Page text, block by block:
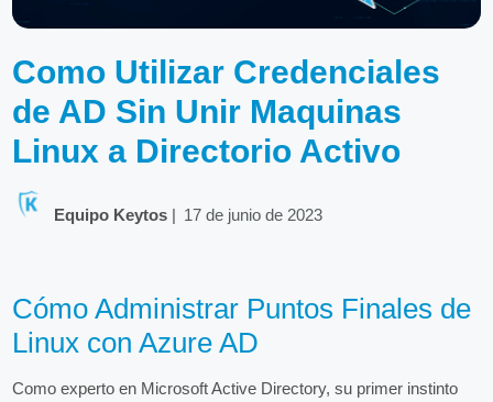
Como Utilizar Credenciales
de AD Sin Unir Maquinas
Linux a Directorio Activo
Equipo Keytos| 17 de junio de 2023
Cómo Administrar Puntos Finales de
Linux con Azure AD
Como experto en Microsoft Active Directory, su primer instinto